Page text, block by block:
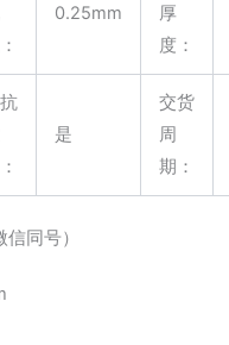
0.25mm
厚
度：
是
交货
周
期：
同号）